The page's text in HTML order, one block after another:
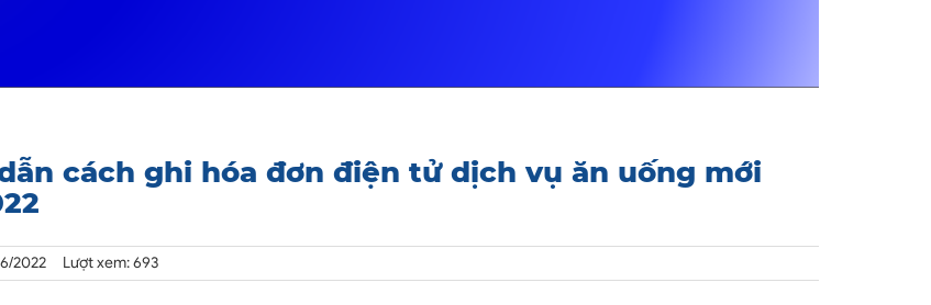
cách ghi hóa đơn điện tử dịch vụ ăn uống mới
2022 Lượt xem: 693